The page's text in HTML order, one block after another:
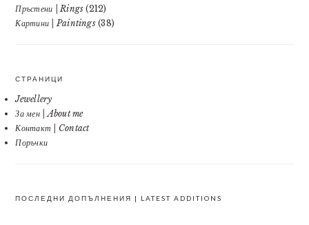
Пръстени | Rings (212)
Картини | Paintings(38)
СТРАНИЦИ
Jewellery
За мен | About me
Контакт | Contact
Поръчки
ПОСЛЕДНИ ДОПЪЛНЕНИЯ | LATEST ADDITIONS